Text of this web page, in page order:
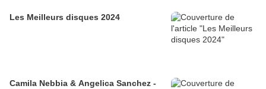
Les Meilleurs disques 2024
Camila Nebbia & Angelica Sanchez -